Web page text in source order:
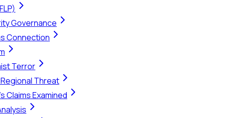
Governance
Connection
Terror
Threat
Claims Examined